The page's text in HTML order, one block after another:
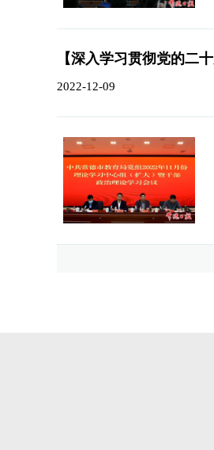
2022-12-09